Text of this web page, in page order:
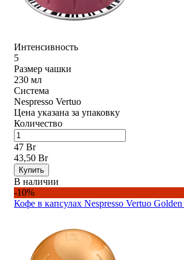
Интенсивность
5
Размер чашки
230 мл
Система
Nespresso Vertuo
Цена указана за упаковку
Количество
47 Br
43,50 Br
Купить
В наличии
-10%
Кофе в капсулах Nespresso Vertuo Golden